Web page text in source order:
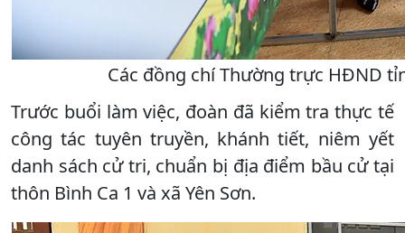
Các đồng chí Thường trực HĐND
Trước buổi làm việc, đoàn đã kiểm tra thực tế
công tác tuyên truyền, khánh tiết, niêm yết
danh sách cử tri, chuẩn bị địa điểm bầu cử tại
thôn Bình Ca 1 và xã Yên Sơn.